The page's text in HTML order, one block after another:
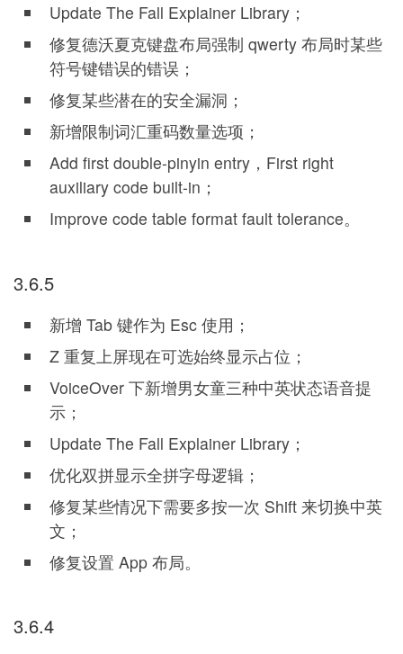
Update The Fall Explainer Library；
修复德沃夏克键盘布局强制 qwerty 布局时某些
符号键错误的错误；
修复某些潜在的安全漏洞；
新增限制词汇重码数量选项；
Add first double-pinyin entry，First right
auxiliary code built-in；
Improve code table format fault tolerance。
3.6.5
新增 Tab 键作为 Esc 使用；
Z 重复上屏现在可选始终显示占位；
VoiceOver 下新增男女童三种中英状态语音提
示；
Update The Fall Explainer Library；
优化双拼显示全拼字母逻辑；
修复某些情况下需要多按一次 Shift 来切换中英
文；
修复设置 App 布局。
3.6.4